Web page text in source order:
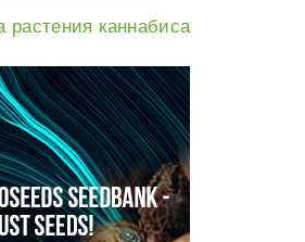
растения каннабиса